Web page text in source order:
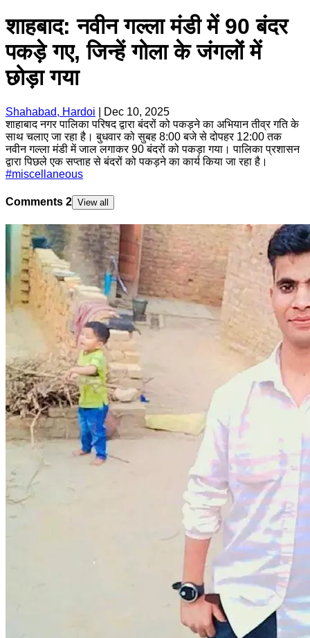
शाहबाद: नवीन गल्ला मंडी में 90 बंदर
पकड़े गए, जिन्हें गोला के जंगलों में
छोड़ा गया
Shahabad, Hardoi
Dec 10, 2025
शाहाबाद नगर पालिका परिषद द्वारा बंदरों को पकड़ने का अभियान तीव्र गति के
साथ चलाए जा रहा है। बुधवार को सुबह 8:00 बजे से दोपहर 12:00 तक
नवीन गल्ला मंडी में जाल लगाकर 90 बंदरों को पकड़ा गया। पालिका प्रशासन
द्वारा पिछले एक सप्ताह से बंदरों को पकड़ने का कार्य किया जा रहा है।
#miscellaneous
Comments 2 View all